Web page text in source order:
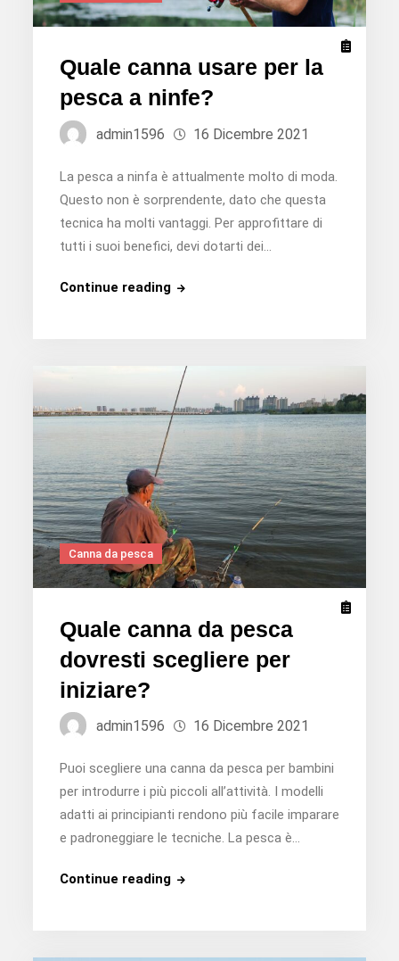
Quale canna usare per la
pesca a ninfe?
admin1596 16 Dicembre 2021
La pesca a ninfa è attualmente molto di moda.
Questo non è sorprendente, dato che questa
tecnica ha molti vantaggi. Per approfittare di
tutti i suoi benefici, devi dotarti dei…
Continue readingQuale
la
pesca
a
ninfe?
Canna da pesca
Quale canna da pesca
dovresti scegliere per
iniziare?
admin1596 16 Dicembre 2021
Puoi scegliere una canna da pesca per bambini
per introdurre i più piccoli all’attività. I modelli
adatti ai principianti rendono più facile imparare
e padroneggiare le tecniche. La pesca è…
Continue readingQuale